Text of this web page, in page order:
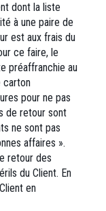
dont la liste
à une paire de
est aux frais du
ce faire, le
préaffranchie au
carton
pour ne pas
de retour sont
ne sont pas
affaires ».
retour des
du Client. En
en